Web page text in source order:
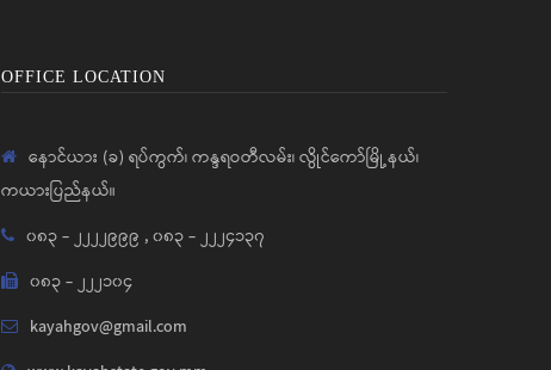
OFFICE LOCATION
နောင်ယား (ခ) ရပ်ကွက်၊ ကန္ဒရဝတီလမ်း၊ လွိုင်ကော်မြို့နယ်၊
ကယားပြည်နယ်။
၀၈၃ - ၂၂၂၂၉၉၉ ,၀၈၃ - ၂၂၂၄၁၃၇
၀၈၃ - ၂၂၂၁၀၄
kayahgov@gmail.com